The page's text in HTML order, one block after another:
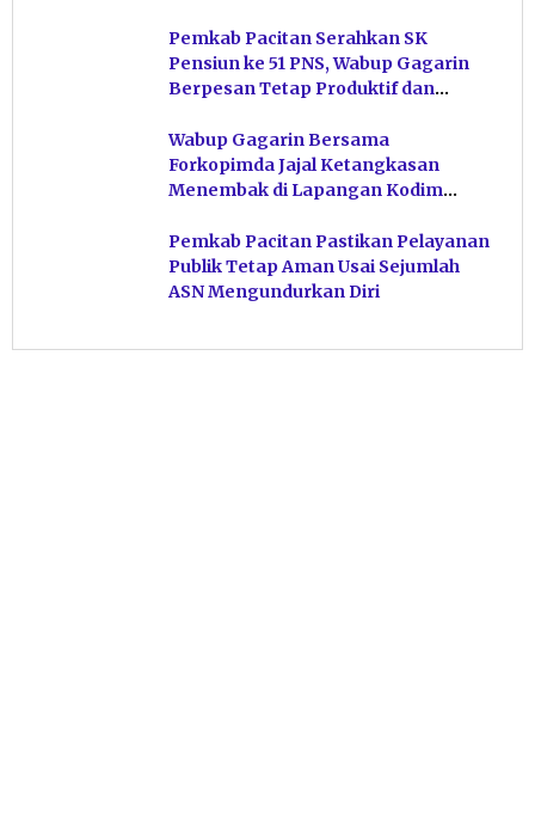
Pemkab Pacitan Serahkan SK
Pensiun ke 51 PNS, Wabup Gagarin
Berpesan Tetap Produktif dan
Wabup Gagarin Bersama
Forkopimda Jajal Ketangkasan
Menembak di Lapangan Kodim
Pemkab Pacitan Pastikan Pelayanan
Publik Tetap Aman Usai Sejumlah
ASN Mengundurkan Diri